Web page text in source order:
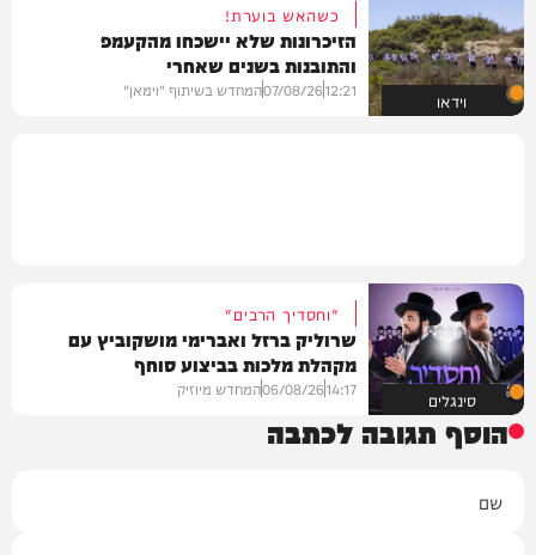
וידאו
כשהאש בוערת!
הזיכרונות שלא יישכחו מהקעמפ
והתובנות בשנים שאחרי
12:21
07/08/26המחדש בשיתוף "וימאן"
סינגלים
"וחסדיך הרבים"
שרוליק ברזל ואברימי מושקוביץ עם
מקהלת מלכות בביצוע סוחף
14:17
06/08/26המחדש מיוזיק
הוסף תגובה לכתבה